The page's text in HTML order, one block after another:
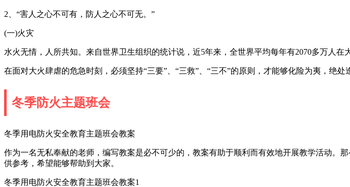
2、“害人之心不可有，防人之心不可无。”
(一)火灾
水火无情，人所共知。来自世界卫生组织的统计说，近5年来，全世界平均每年有2070多万人在
在面对大火肆虐的危急时刻，必须坚持“三要”、“三救”、“三不”的原则，才能够化险为夷，绝处
冬季防火主题班会
冬季用电防火安全教育主题班会教案
作为一名无私奉献的老师，编写教案是必不可少的，教案有助于顺利而有效地开展教学活动。
供参考，希望能够帮助到大家。
冬季用电防火安全教育主题班会教案1